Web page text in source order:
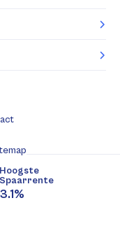
Hoogste
3.1%